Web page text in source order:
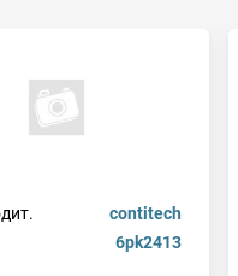
contitech
6pk2413